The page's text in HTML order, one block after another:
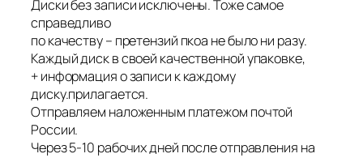
Диски без записи исключены. Тоже самое
справедливо
по качеству – претензий пкоа не было ни разу.
Каждый диск в своей качественной упаковке,
+ информация о записи к каждому
диску.прилагается.
Отправляем наложенным платежом почтой
России.
Через 5-10 рабочих дней после отправления на